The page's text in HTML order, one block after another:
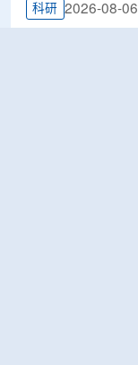
科研 2026-08-06